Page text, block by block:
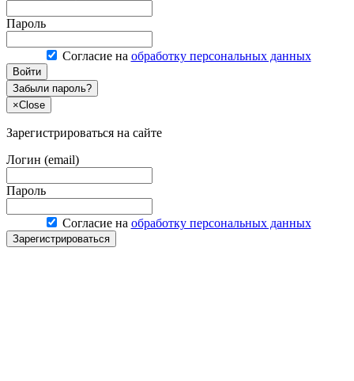
Пароль
Согласие на обработку персональных данных
Войти
Забыли пароль?
×Close
Зарегистрироваться на сайте
Логин (email)
Пароль
Согласие на обработку персональных данных
Зарегистрироваться